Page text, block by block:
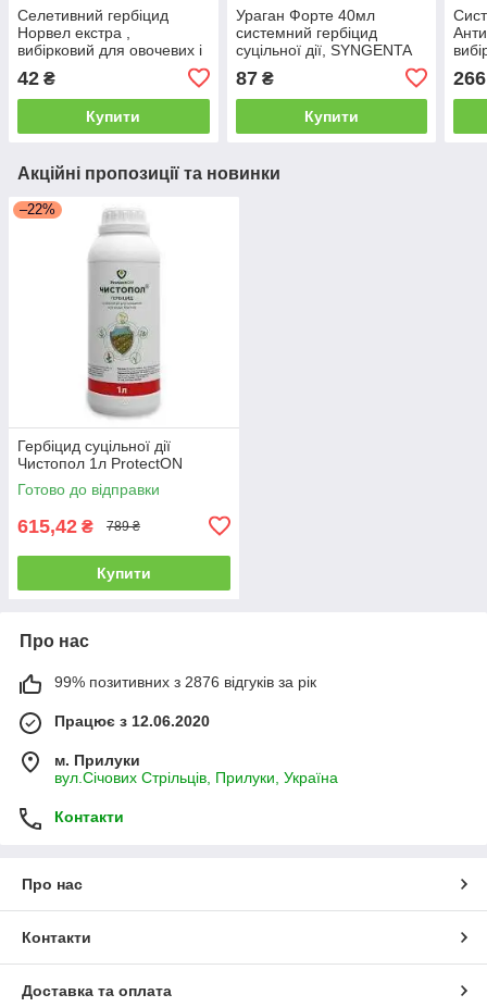
Селетивний гербіцид
Норвел екстра ,
вибірковий для овочевих і
бахчових культур, 20 мл,
Adiant+
42 ₴
Купити
Ураган Форте 40мл
системний гербіцид
суцільної дії, SYNGENTA
87₴
Купити
266
Акційні пропозиції та новинки
–22%
Гербіцид суцільної дії
Чистопол 1л ProtectON
Готово до відправки
615,42 ₴ 789 ₴
Купити
Про нас
99% позитивних з 2876 відгуків за рік
Працює з 12.06.2020
м. Прилуки
вул.Січових Стрільців, Прилуки, Україна
Контакти
Про нас
Контакти
Доставка та оплата